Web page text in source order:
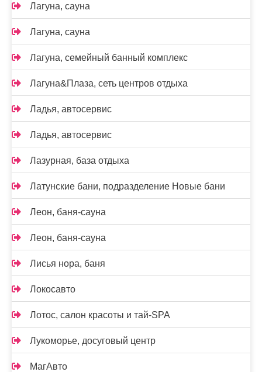
Лагуна, сауна
Лагуна, сауна
Лагуна, семейный банный комплекс
Лагуна&Плаза, сеть центров отдыха
Ладья, автосервис
Ладья, автосервис
Лазурная, база отдыха
Латунские бани, подразделение Новые бани
Леон, баня-сауна
Леон, баня-сауна
Лисья нора, баня
Локосавто
Лотос, салон красоты и тай-SPA
Лукоморье, досуговый центр
МагАвто